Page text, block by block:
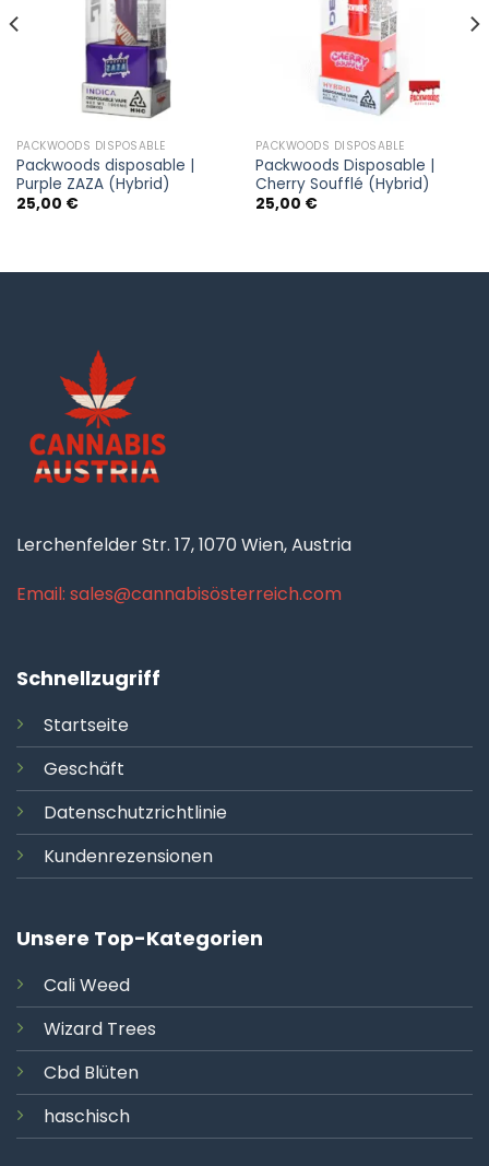
PACKWOODS DISPOSABLE
Packwoods disposable |
Purple ZAZA (Hybrid)
25,00 €
PACKWOODS DISPOSABLE
Packwoods Disposable |
Cherry Soufflé (Hybrid)
25,00 €
Lerchenfelder Str. 17, 1070 Wien, Austria
Email: sales@cannabisösterreich.com
Schnellzugriff
Startseite
Geschäft
Datenschutzrichtlinie
Kundenrezensionen
Unsere Top-Kategorien
CaliWeed
Wizard Trees
Cbd Blüten
haschisch